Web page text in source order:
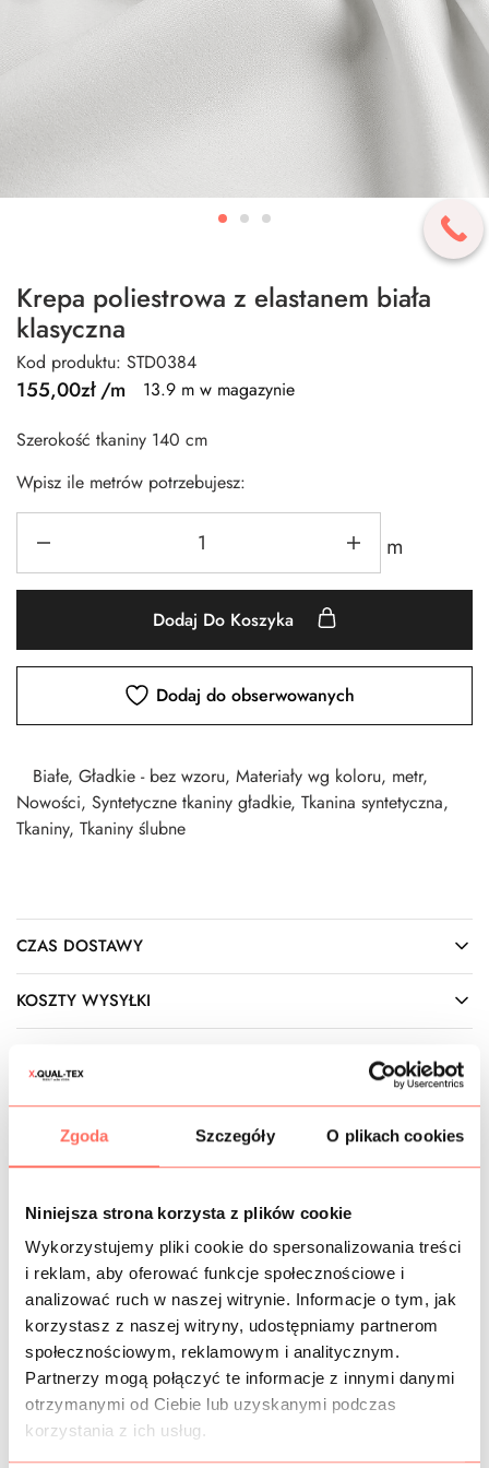
Zgoda Szczegóły O plikach cookies
Niniejsza strona korzysta z plików cookie
Wykorzystujemy pliki cookie do spersonalizowania treści
i reklam, aby oferować funkcje społecznościowe i
analizować ruch w naszej witrynie. Informacje o tym, jak
korzystasz z naszej witryny, udostępniamy partnerom
społecznościowym, reklamowym i analitycznym.
Partnerzy mogą połączyć te informacje z innymi danymi
otrzymanymi od Ciebie lub uzyskanymi podczas
korzystania z ich usług.
Krepa poliestrowa z elastanem biała
klasyczna
Kod produktu: STD0384
155,00zł/m
13.9 m w magazynie
Szerokość tkaniny 140 cm
Wpisz ile metrów potrzebujesz:
m
Dodaj Do Koszyka
Dodaj do obserwowanych
Białe, Gładkie - bez wzoru, Materiały wg koloru, metr,
Nowości, Syntetyczne tkaniny gładkie, Tkanina syntetyczna,
Tkaniny, Tkaniny ślubne
CZAS DOSTAWY
KOSZTY WYSYŁKI
Wysokojakościowa, włoskakrepa poliestrowa z
elastanem
biała klasyczna. Powierzchnia matowa,
odcieni wzór pod spodem może przebijać (jeśli zależy na
pełnym kryciu, należy rozważyć użycie podkładu). To krepa
elastyczna, także można z niej uszyć również przylegającą
odzież. Dodatkowym atutem jest wysoka odporność na
zagniecenia, dzięki czemu kreacja zawsze będzie
wyglądała schludnie.
Cechy: jednolity poliester biały klasyczny, elastyczny,
sprężysty, mięsisty, lejący, ale zamaszysty i powłóczysty,
dość dobrze kryjący, zwarty, matowy.
Zastosowanie: elastyczna krepa na sukienki, garsonki,